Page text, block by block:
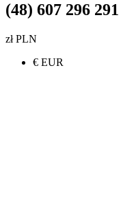
(48) 607 296 291
zł PLN
€ EUR